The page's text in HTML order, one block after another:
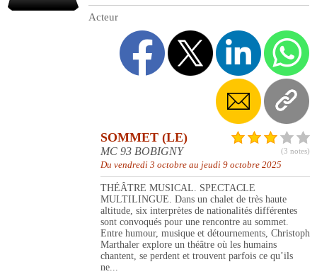
Acteur
(3 notes)
SOMMET (LE)
MC 93 BOBIGNY
Du vendredi 3 octobre au jeudi 9 octobre 2025
THÉÂTRE MUSICAL. SPECTACLE
MULTILINGUE. Dans un chalet de très haute
altitude, six interprètes de nationalités différentes
sont convoqués pour une rencontre au sommet.
Entre humour, musique et détournements, Christoph
Marthaler explore un théâtre où les humains
chantent, se perdent et trouvent parfois ce qu’ils
ne...